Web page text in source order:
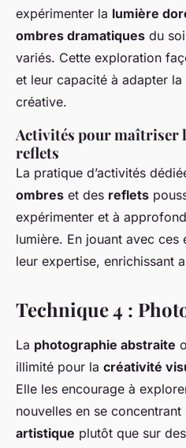
expérimenter la lumière
ombres dramatiques du
variés. Cette exploration
et leur capacité à adapter
créative.
Activités pour maîtriser
reflets
La pratique d’activités
ombres et des reflets
expérimenter et à
lumière. En jouant avec ces
leur expertise, enrichissant
Technique 4 :
La photographie abstraite
illimité pour la créativité
Elle les encourage à
nouvelles en se concentrant
artistique plutôt que sur